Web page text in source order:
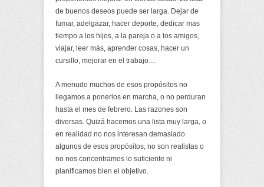
de buenos deseos puede ser larga. Dejar de
fumar, adelgazar, hacer deporte, dedicar mas
tiempo a los hijos, a la pareja o a los amigos,
viajar, leer más, aprender cosas, hacer un
cursillo, mejorar en el trabajo…
A menudo muchos de esos propósitos no
llegamos a ponerlos en marcha, o no perduran
hasta el mes de febrero. Las razones son
diversas. Quizá hacemos una lista muy larga, o
en realidad no nos interesan demasiado
algunos de esos propósitos, no son realistas o
no nos concentramos lo suficiente ni
planificamos bien el objetivo.